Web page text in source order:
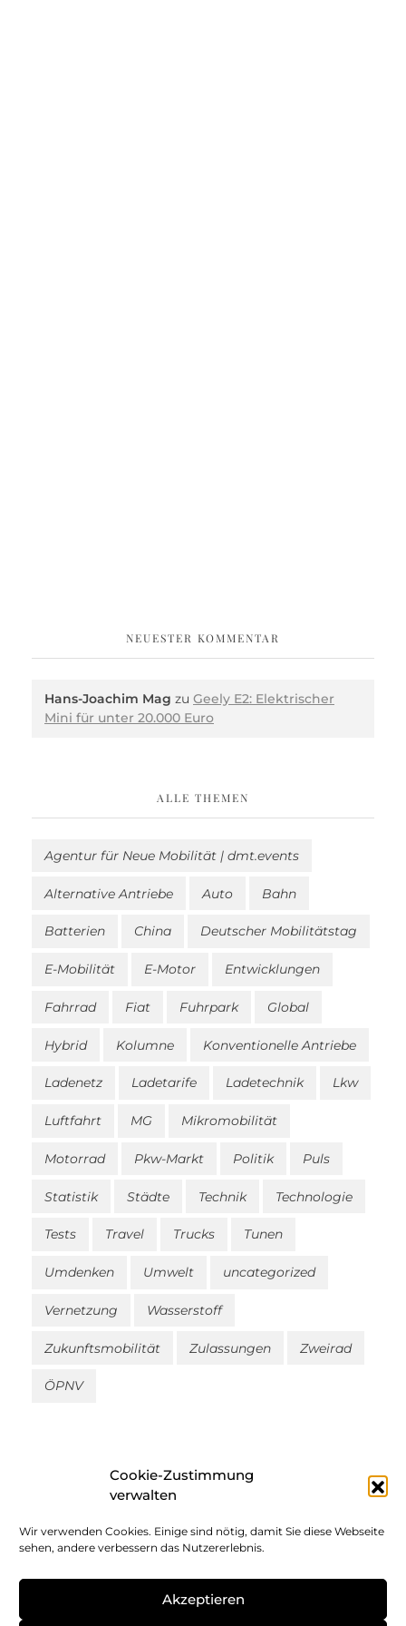
Cookie-Zustimmung
verwalten
Wir verwenden Cookies. Einige sind nötig, damit Sie diese Webseite
sehen, andere verbessern das Nutzererlebnis.
Akzeptieren
NEUESTER KOMMENTAR
Hans-Joachim Mag zu Geely E2: Elektrischer
Mini für unter 20.000 Euro
ALLE THEMEN
Agentur für Neue Mobilität | dmt.events
Alternative Antriebe Auto Bahn
Batterien China Deutscher Mobilitätstag
E-Mobilität E-Motor Entwicklungen
Fahrrad Fiat Fuhrpark Global
Hybrid Kolumne Konventionelle Antriebe
Ladenetz Ladetarife Ladetechnik Lkw
Luftfahrt MG Mikromobilität
Motorrad Pkw-Markt Politik Puls
Statistik Städte Technik Technologie
Tests Travel Trucks Tunen
Umdenken Umwelt uncategorized
Vernetzung Wasserstoff
Zukunftsmobilität Zulassungen Zweirad
ÖPNV
Impressum
Datenschutz